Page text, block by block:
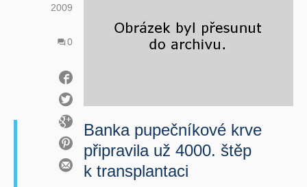
2009
0
Banka pupečníkové krve
připravila už 4000. štěp
k transplantaci